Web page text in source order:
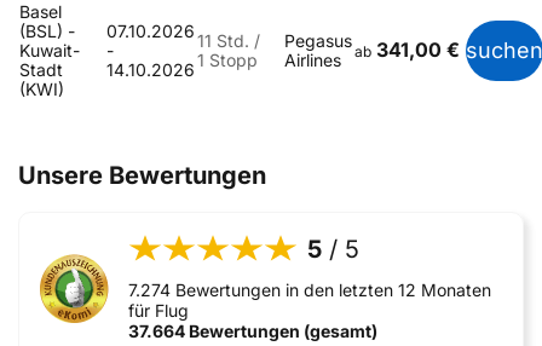
Basel
(BSL) -
Kuwait-
Stadt
(KWI)
07.10.2026
-
14.10.2026
11 Std. /
1 Stopp
Pegasus
Airlines
ab 341,00 € suchen
Unsere Bewertungen
5 / 5
7.274 Bewertungen in den letzten 12 Monaten
für Flug
37.664 Bewertungen (gesamt)